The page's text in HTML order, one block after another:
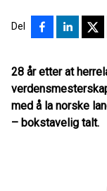
Del
28 år etter at
med å la norske
– bokstavelig talt.